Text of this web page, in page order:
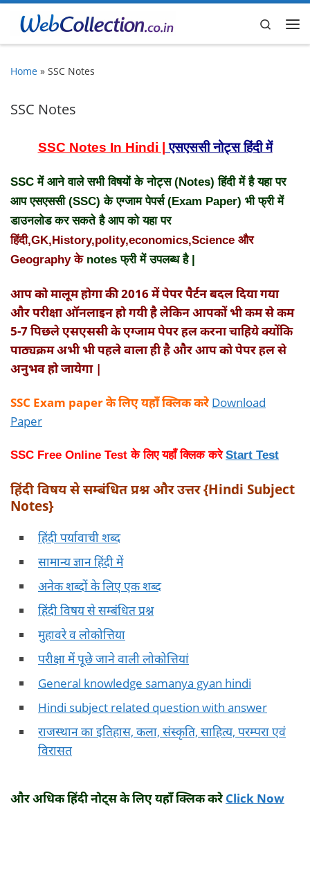
Skip to content
Search
Home » SSC Notes
SSC Notes
SSC Notes In Hindi | एसएससी नोट्स हिंदी में
SSC में आने वाले सभी विषयों के नोट्स (Notes) हिंदी में है यहा पर
आप एसएससी (SSC) के एग्जाम पेपर्स (Exam Paper) भी फ्री में
डाउनलोड कर सकते है आप को यहा पर
हिंदी,GK,History,polity,economics,Science और
Geography के notes फ्री में उपलब्ध है |
आप को मालूम होगा की 2016 में पेपर पैर्टन बदल दिया गया
और परीक्षा ऑनलाइन हो गयी है लेकिन आपकों भी कम से कम
5-7 पिछले एसएससी के एग्जाम पेपर हल करना चाहिये क्योंकि
पाठ्यक्रम अभी भी पहले वाला ही है और आप को पेपर हल से
अनुभव हो जायेगा |
SSC Exam paper के लिए यहाँ क्लिक करे Download
Paper
SSC Free Online Test के लिए यहाँ क्लिक करेStart Test
हिंदी विषय से सम्बंधित प्रश्न और उत्तर {Hindi Subject
Notes}
हिंदी पर्यावाची शब्द
सामान्य ज्ञान हिंदी में
अनेक शब्दों के लिए एक शब्द
हिंदी विषय से सम्बंधित प्रश्न
मुहावरे व लोकोत्तिया
परीक्षा में पूछे जाने वाली लोकोत्तियां
General knowledge samanya gyan hindi
Hindi subject related question with answer
राजस्थान का इतिहास, कला, संस्कृति, साहित्य, परम्परा एवं
विरासत
और अधिक हिंदी नोट्स के लिए यहाँ क्लिक करे Click Now